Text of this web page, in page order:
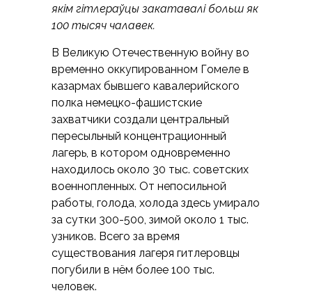
якiм гiтлераўцы закатавалi больш як
100 тысяч чалавек.
В Великую Отечественную войну во
временно оккупированном Гомеле в
казармах бывшего кавалерийского
полка немецко-фашистские
захватчики создали центральный
пересыльный концентрационный
лагерь, в котором одновременно
находилось около 30 тыс. советских
военнопленных. От непосильной
работы, голода, холода здесь умирало
за сутки 300-500, зимой около 1 тыс.
узников. Всего за время
существования лагеря гитлеровцы
погубили в нём более 100 тыс.
человек.